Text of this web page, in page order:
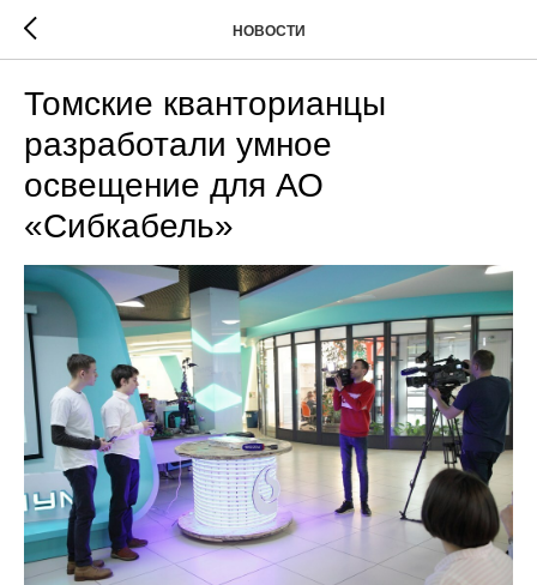
НОВОСТИ
Томские кванторианцы
разработали умное
освещение для АО
«Сибкабель»